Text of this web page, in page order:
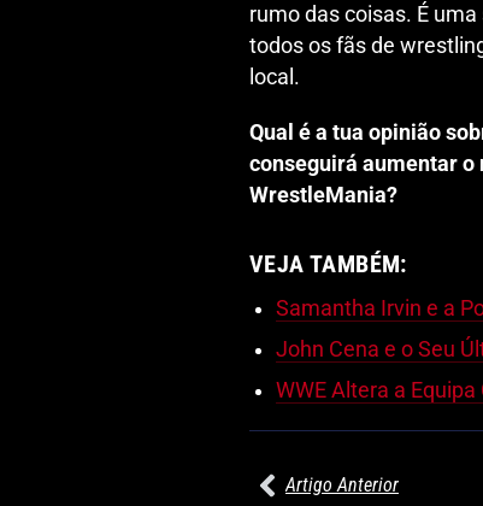
rumo das coisas. É
todos os fãs de
local.
Qual é a tua opinião
conseguirá aumentar o
WrestleMania?
VEJA TAMBÉM:
Samantha Irvin e a
John Cena e o Seu
WWE Altera a
Artigo Anterior